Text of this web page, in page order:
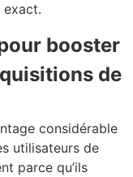
booster
de
considérable
utilisateurs de
parce qu’ils